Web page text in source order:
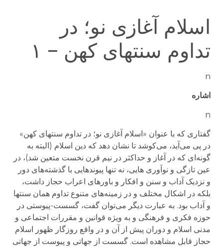
اسلام آغازی نو؛ در
تداوم سنتهای کهن − ۱
n
اشاره
n
گفتاری که با عنوان «اسلام آغازی نو؛ در تداوم سنتهای کهن»
در پی می‌آید، می‌کوشد تا نشان دهد که دین اسلام (البته به
گونه‌ای که در آغاز و حداکثر در نیم قرن نخست متعین شد)، در
عین تازگی و نوآوری هایی، نه تنها پیوندهایی با گذشته‌های دور
و نزدیک آداب و سنن و افکار و باورهای اعراب حجاز داشت،
بلکه در اشکال مختلف و در زمینه‌های متنوع تداوم همان سنتها
و آداب بود. به عبارت دیگر می‌توان گفت، گسست-پیوستی در
حوزه فکری و فرهنگی و به ویژه قوانین و مقررات اجتماعی و
مدنی اسلام و دوران پیش از آن و در واقع روزگار ظهور اسلام
حجاز قابل مشاهده است. گسست از جهاتی و پیوست از جهاتی